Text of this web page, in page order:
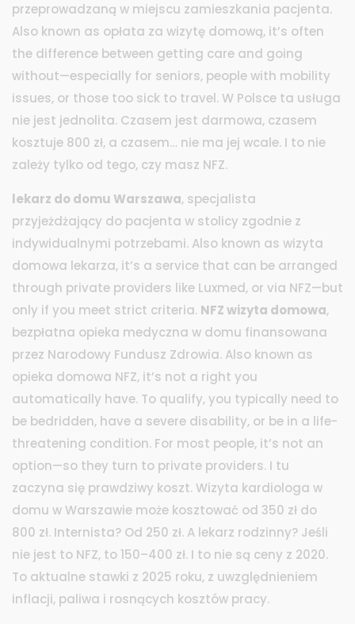
przeprowadzaną w miejscu zamieszkania pacjenta.
Also known as opłata za wizytę domową, it’s often
the difference between getting care and going
without—especially for seniors, people with mobility
issues, or those too sick to travel.W Polsce ta usługa
nie jest jednolita. Czasem jest darmowa, czasem
kosztuje 800 zł, a czasem… nie ma jej wcale. I to nie
zależy tylko od tego, czy masz NFZ.
lekarz do domu Warszawa, specjalista
przyjeżdżający do pacjenta w stolicy zgodnie z
indywidualnymi potrzebami. Also known as wizyta
domowa lekarza, it’s a service that can be arranged
through private providers like Luxmed, or via NFZ—but
only if you meet strict criteria. NFZ wizyta domowa,
bezpłatna opieka medyczna w domu finansowana
przez Narodowy Fundusz Zdrowia. Also known as
opieka domowa NFZ, it’s not a right you
automatically have. To qualify, you typically need to
be bedridden, have a severe disability, or be in a life-
threatening condition. For most people, it’s not an
option—so they turn to private providers. I tu
zaczyna się prawdziwy koszt. Wizyta kardiologa w
domu w Warszawie może kosztować od 350 zł do
800 zł. Internista? Od 250 zł. A lekarz rodzinny? Jeśli
nie jest to NFZ, to 150–400 zł. I to nie są ceny z 2020.
To aktualne stawki z 2025 roku, z uwzględnieniem
inflacji, paliwa i rosnących kosztów pracy.